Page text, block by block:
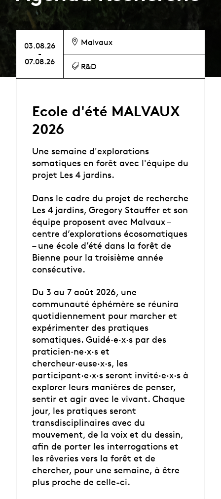
03.08.26
-
07.08.26
Malvaux
R&D
Ecole d'été MALVAUX
2026
Une semaine d'explorations
somatiques en forêt avec l'équipe du
projet Les 4 jardins.
Dans le cadre du projet de recherche
Les 4 jardins, Gregory Stauffer et son
équipe proposent avec Malvaux –
centre d’explorations écosomatiques
– une école d’été dans la forêt de
Bienne pour la troisième année
consécutive.
Du 3 au 7 août 2026, une
communauté éphémère se réunira
quotidiennement pour marcher et
expérimenter des pratiques
somatiques. Guidé·e·x·s par des
praticien·ne·x·s et
chercheur·euse·x·s, les
participant·e·x·s seront invité·e·x·s à
explorer leurs manières de penser,
sentir et agir avec le vivant. Chaque
jour, les pratiques seront
transdisciplinaires avec du
mouvement, de la voix et du dessin,
afin de porter les interrogations et
les rêveries vers la forêt et de
chercher, pour une semaine, à être
plus proche de celle-ci.